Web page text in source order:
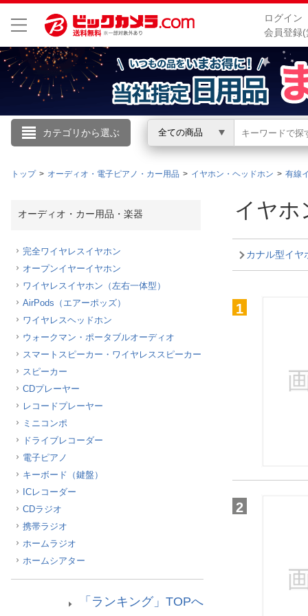
ログイン
会員登録
カテゴリから選ぶ 全ての商品
こんにちは
ログイン
お買いもの履歴
閲覧履歴
お知らせ
トップ オーディオ・電子ピアノ・カー用品 イヤホン・ヘッドホン 有線
オーディオ・カー用品・楽器
完全ワイヤレスイヤホン
オープンイヤーイヤホン
ワイヤレスイヤホン（左右一体型）
AirPods（エアーポッズ）
ワイヤレスヘッドホン
ウォークマン・ポータブルオーディオ
スマートスピーカー・ワイヤレススピーカー
スピーカー
CDプレーヤー
レコードプレーヤー
ミニコンポ
ドライブレコーダー
電子ピアノ
キーボード（鍵盤）
ICレコーダー
CDラジオ
携帯ラジオ
ホームラジオ
ホームシアター
「ランキング」TOPへ
イヤ
カナル型イヤ
1
2